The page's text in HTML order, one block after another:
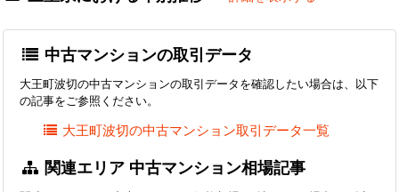
中古マンションの取引データ
大王町波切の中古マンションの取引データを確認したい場合は、以下
の記事をご参照ください。
大王町波切の中古マンション取引データ一覧
関連エリア 中古マンション相場記事